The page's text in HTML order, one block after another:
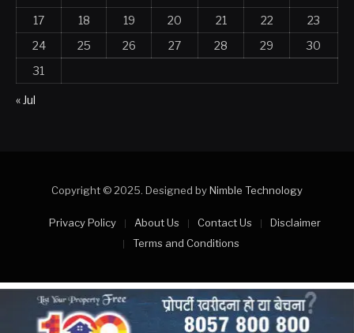
17
18 19 20 21 22
23
24
25 26 27 28 29
30
31
« Jul
Copyright © 2025. Designed byNimble Technology
Privacy Policy About Us Contact Us
Disclaimer
Terms and Conditions